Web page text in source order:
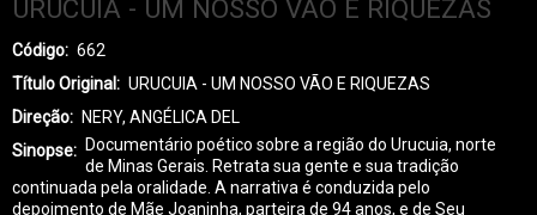
URUCUIA - UM NOSSO VÃO E RIQUEZAS
Código
662
Título Original
URUCUIA - UM NOSSO VÃO E RIQUEZAS
Direção
NERY, ANGÉLICA DEL
Sinopse
Documentário poético sobre a região do Urucuia, norte
de Minas Gerais. Retrata sua gente e sua tradição
continuada pela oralidade. A narrativa é conduzida pelo
depoimento de Mãe Joaninha, parteira de 94 anos, e de Seu